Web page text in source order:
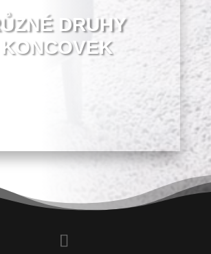
DRUHY
KONCOVEK